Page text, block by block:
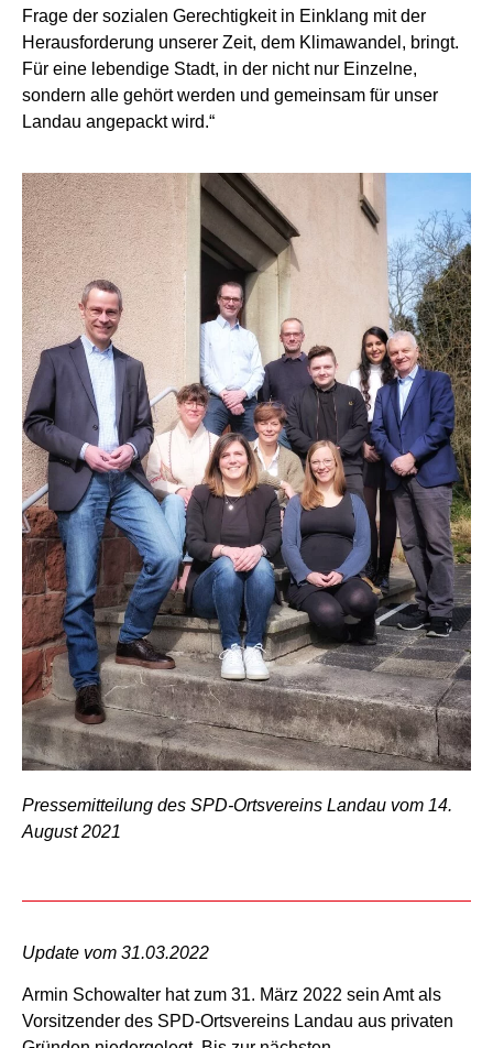
Frage der sozialen Gerechtigkeit in Einklang mit der
Herausforderung unserer Zeit, dem Klimawandel, bringt.
Für eine lebendige Stadt, in der nicht nur Einzelne,
sondern alle gehört werden und gemeinsam für unser
Landau angepackt wird.“
Pressemitteilung des SPD-Ortsvereins Landau vom 14.
August 2021
Update vom 31.03.2022
Armin Schowalter hat zum 31. März 2022 sein Amt als
Vorsitzender des SPD-Ortsvereins Landau aus privaten